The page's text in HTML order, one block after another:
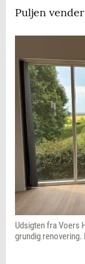
Puljen
Udsigten fra Voers
grundig